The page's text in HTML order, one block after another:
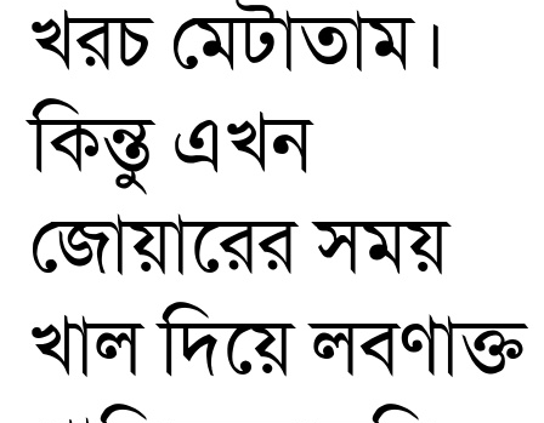
খরচ মেটাতাম।
কিন্তু এখন
জোয়ারের সময়
খাল দিয়ে লবণাক্ত